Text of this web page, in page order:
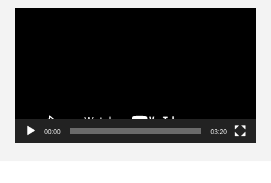
00:00 03:20